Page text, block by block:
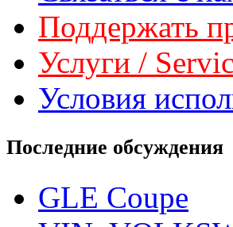
Поддержать
Услуги /
Условия
Последние обсуждения
GLE Coupe